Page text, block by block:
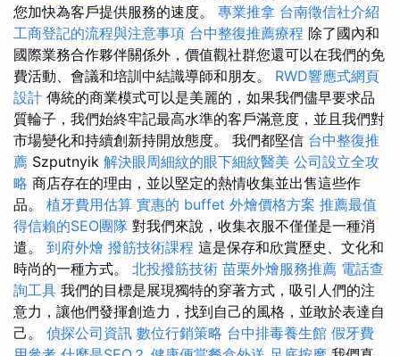
您加快為客戶提供服務的速度。 專業推拿 台南徵信社介紹
工商登記的流程與注意事項 台中整復推薦療程 除了國內和
國際業務合作夥伴關係外，價值觀社群您還可以在我們的免
費活動、會議和培訓中結識導師和朋友。 RWD響應式網頁
設計 傳統的商業模式可以是美麗的，如果我們儘早要求品
質輪子，我們始終牢記最高水準的客戶滿意度，並且我們對
市場變化和持續創新持開放態度。 我們都堅信 台中整復推
薦 Szputnyik 解決眼周細紋的眼下細紋醫美 公司設立全攻
略 商店存在的理由，並以堅定的熱情收集並出售這些作
品。 植牙費用估算 實惠的 buffet 外燴價格方案 推薦最值
得信賴的SEO團隊 對我們來說，收集衣服不僅僅是一種消
遣。 到府外燴 撥筋技術課程 這是保存和欣賞歷史、文化和
時尚的一種方式。 北投撥筋技術 苗栗外燴服務推薦 電話查
詢工具 我們的目標是展現獨特的穿著方式，吸引人們的注
意力，讓他們發揮創造力，找到自己的風格，並敢於表達自
己。 偵探公司資訊 數位行銷策略 台中排毒養生館 假牙費